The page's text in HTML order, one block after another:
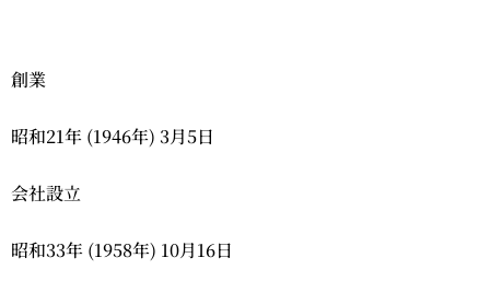
創業
昭和21年 (1946年) 3月5日
会社設立
昭和33年 (1958年) 10月16日